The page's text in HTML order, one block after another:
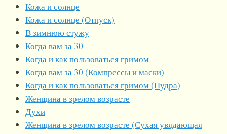
Кожа и солнце
Кожа и солнце (Отпуск)
В зимнюю стужу
Когда вам за 30
Когда и как пользоваться гримом
Когда вам за 30 (Компрессы и маски)
Когда и как пользоваться гримом (Пудра)
Женщина в зрелом возрасте
Духи
Женщина в зрелом возрасте (Сухая увядающая